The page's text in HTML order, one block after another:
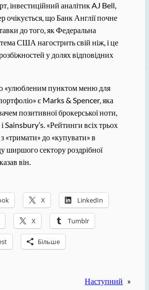
інвестиційний аналітик AJ Bell,
очікується, що Банк Англії почне
до того, як Федеральна
США нагострить свій ніж, і це
у долях відповідних
«улюбленим пунктом меню для
є Marks & Spencer, яка
позитивної брокерської ноти,
Sainsbury’s. «Рейтинги всіх трьох
«тримати» до «купувати» в
ширшого сектору роздрібної
він.
X LinkedIn
X Tumblr
Більше
Наступний »